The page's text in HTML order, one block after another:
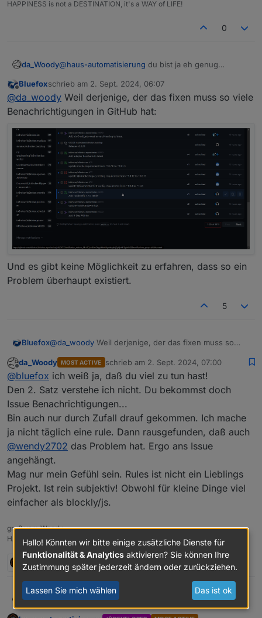
HAPPINESS is not a DESTINATION, it's a WAY of LIFE!
0
da_Woody@haus-automatisierung du bist ja eh genug
die frage ist halt, warum sich da nichts tut.
Offline
Bluefoxschrieb am 2. Sept. 2024, 06:07
zuletzt editiert von
@da_woody Weil derjenige, der das fixen muss so viele
Benachrichtigungen in GitHub hat:
Und es gibt keine Möglichkeit zu erfahren, dass so ein
Problem überhaupt existiert.
5
Bluefox@da_woody Weil derjenige, der das fixen muss so
Problem überhaupt existiert.
Offline
da_Woody MOST ACTIVE schrieb am 2. Sept. 2024, 07:00
zuletzt editiert von
@bluefox ich weiß ja, daß du viel zu tun hast!
Den 2. Satz verstehe ich nicht. Du bekommst doch
Issue Benachrichtigungen...
Bin auch nur durch Zufall drauf gekommen. Ich mache
ja nicht täglich eine rule. Dann rausgefunden, daß auch
@wendy2702 das Problem hat. Ergo ans Issue
angehängt.
Mag nur mein Gefühl sein. Rules ist nicht ein Lieblings
Projekt. Ist rein subjektiv! Obwohl für kleine Dinge viel
einfacher als blockly/js.
gruß vom Woody
HAPPINESS is not a DESTINATION, it's a WAY of LIFE!
2 Antworten 0
da_Woody@bluefoxich weiß ja, daß du viel zu tun hast!
Den 2. Satz verstehe ich nicht. Du bekommst doch
Hallo! Könnten wir bitte einige zusätzliche Dienste für
Funktionalität & Analytics aktivieren? Sie können Ihre
Zustimmung später jederzeit ändern oder zurückziehen.
Lassen Sie mich wählen Das ist ok